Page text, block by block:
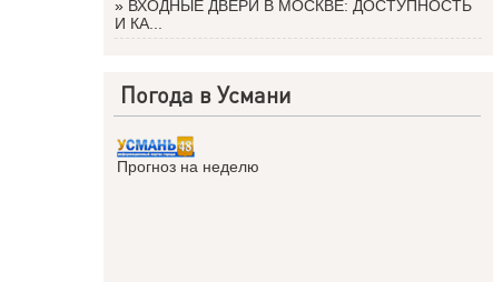
» ВХОДНЫЕ ДВЕРИ В МОСКВЕ: ДОСТУПНОСТЬ
И КА...
Погода в Усмани
Прогноз на неделю